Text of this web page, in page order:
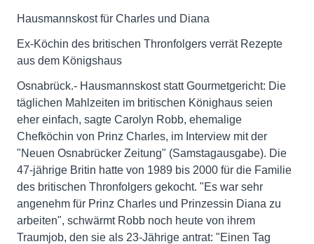
Hausmannskost für Charles und Diana
Ex-Köchin des britischen Thronfolgers verrät Rezepte
aus dem Königshaus
Osnabrück.- Hausmannskost statt Gourmetgericht: Die
täglichen Mahlzeiten im britischen Könighaus seien
eher einfach, sagte Carolyn Robb, ehemalige
Chefköchin von Prinz Charles, im Interview mit der
"Neuen Osnabrücker Zeitung" (Samstagausgabe). Die
47-jährige Britin hatte von 1989 bis 2000 für die Familie
des britischen Thronfolgers gekocht. "Es war sehr
angenehm für Prinz Charles und Prinzessin Diana zu
arbeiten", schwärmt Robb noch heute von ihrem
Traumjob, den sie als 23-Jährige antrat: "Einen Tag